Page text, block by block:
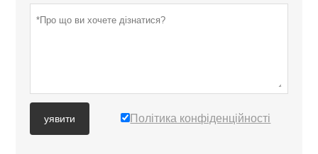
уявити Політика конфіденційності